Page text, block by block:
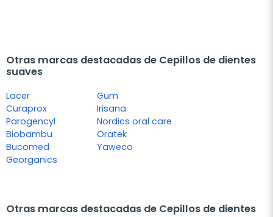
Otras marcas destacadas de Cepillos de dientes
suaves
Lacer
Curaprox
Parogencyl
Biobambu
Bucomed
Georganics
Gum
Irisana
Nordics oral care
Oratek
Yaweco
Otras marcas destacadas de Cepillos de dientes